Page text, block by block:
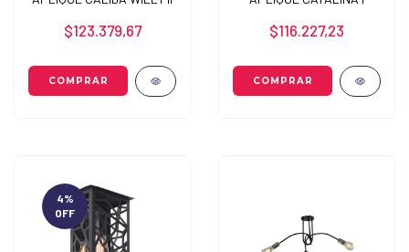
$123.379,67 $116.227,23
4%
OFF